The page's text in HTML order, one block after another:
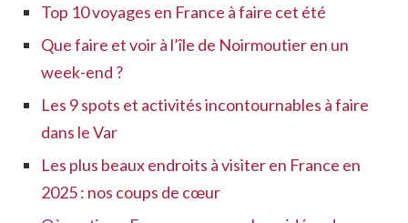
Top 10 voyages en France à faire cet été
Que faire et voir à l’île de Noirmoutier en un
week-end ?
Les 9 spots et activités incontournables à faire
dans le Var
Les plus beaux endroits à visiter en France en
2025 : nos coups de cœur